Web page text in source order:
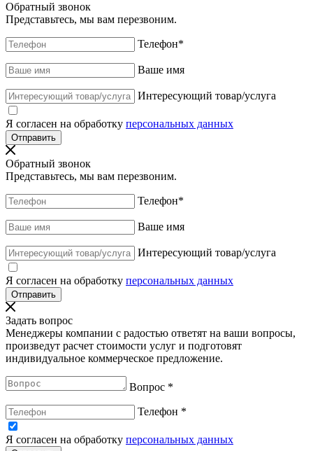
Обратный звонок
Представьтесь, мы вам перезвоним.
Телефон*
Ваше имя
Интересующий товар/услуга
Я согласен на обработку персональных данных
Обратный звонок
Представьтесь, мы вам перезвоним.
Телефон*
Ваше имя
Интересующий товар/услуга
Я согласен на обработку персональных данных
Задать вопрос
Менеджеры компании с радостью ответят на ваши вопросы,
произведут расчет стоимости услуг и подготовят
индивидуальное коммерческое предложение.
Вопрос *
Телефон *
Я согласен на обработку персональных данных